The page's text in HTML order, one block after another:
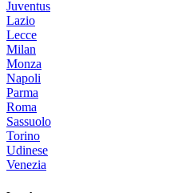
Juventus
Lazio
Lecce
Milan
Monza
Napoli
Parma
Roma
Sassuolo
Torino
Udinese
Venezia